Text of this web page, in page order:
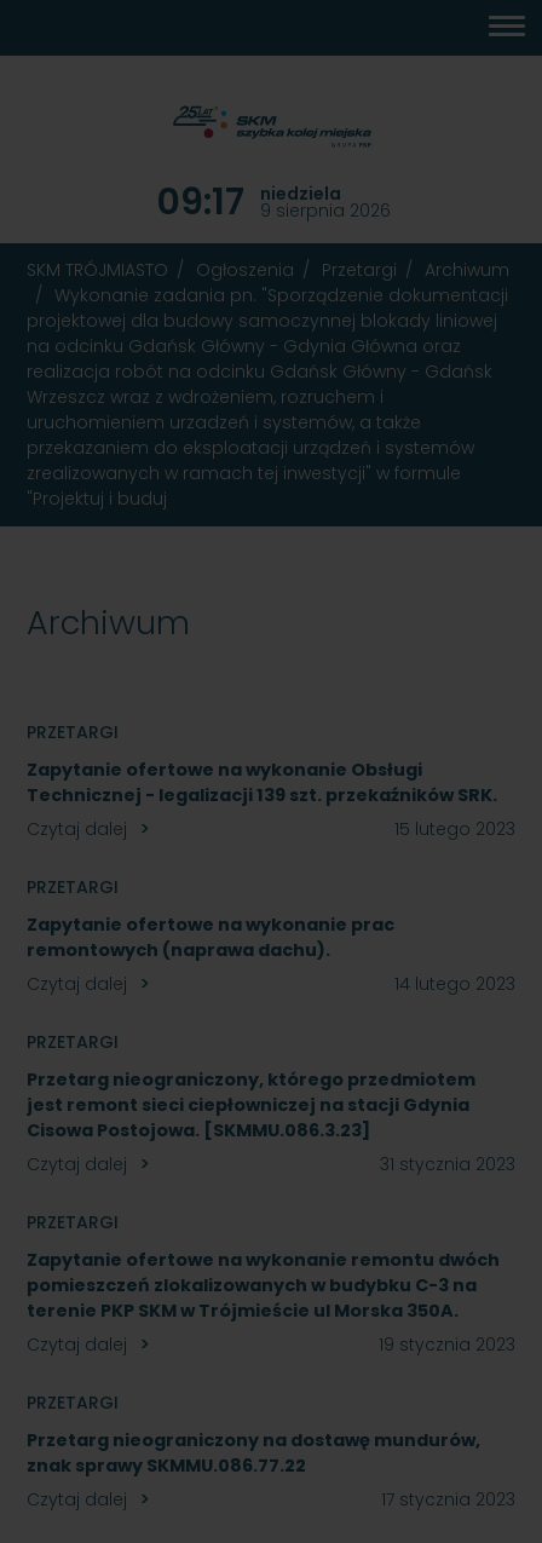
DOSTĘPNOŚCI
09:17 niedziela
9 sierpnia 2026
SKM TRÓJMIASTO Ogłoszenia Przetargi
Archiwum
Wykonanie zadania pn. "Sporządzenie dokumentacji
projektowej dla budowy samoczynnej blokady liniowej
na odcinku Gdańsk Główny - Gdynia Główna oraz
realizacja robót na odcinku Gdańsk Główny - Gdańsk
Wrzeszcz wraz z wdrożeniem, rozruchem i
uruchomieniem urzadzeń i systemów, a także
przekazaniem do eksploatacji urządzeń i systemów
zrealizowanych w ramach tej inwestycji" w formule
"Projektuj i buduj
Archiwum
PRZETARGI
Zapytanie ofertowe na wykonanie Obsługi
Technicznej - legalizacji 139 szt. przekaźników SRK.
Czytaj dalej
15 lutego 2023
PRZETARGI
Zapytanie ofertowe na wykonanie prac
remontowych (naprawa dachu).
Czytaj dalej
14 lutego 2023
PRZETARGI
Przetarg nieograniczony, którego przedmiotem
jest remont sieci ciepłowniczej na stacji Gdynia
Cisowa Postojowa. [SKMMU.086.3.23]
Czytaj dalej
31 stycznia 2023
PRZETARGI
Zapytanie ofertowe na wykonanie remontu dwóch
pomieszczeń zlokalizowanych w budybku C-3 na
terenie PKP SKM w Trójmieście ul Morska 350A.
Czytaj dalej
19 stycznia 2023
PRZETARGI
Przetarg nieograniczony na dostawę mundurów,
znak sprawy SKMMU.086.77.22
Czytaj dalej
17 stycznia 2023